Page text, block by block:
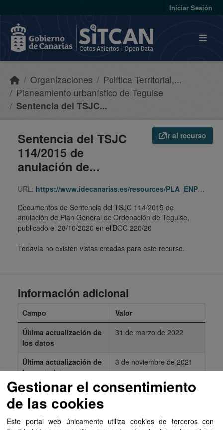
Iniciar Sesión
Organizaciones
Política Territorial,...
Planeamiento urbanístico de Teguise
Sentencia del TSJC...
Ir al recurso
Sentencia del TSJC
114/2015 de
anulación de...
URL: https://www.idecanarias.es/resources/PLA_ENP_URB/URB_PLA/LZ/Tegs/sj-1142015/indice.html
Documentos de Sentencia del TSJC 114/2015 de
anulación de Plan General de Ordenación de Teguise,
publicado el 28/10/2020 en el BOC 220/20
Todavía no existen vistas creadas para este recurso.
Información adicional
Campo
Valor
Última actualización de
los datos
31 de marzo de 2022
Última actualización de
los metadatos
3 de noviembre de 2021
Formato
PDF
Licencia
Gobierno de Canarias
Gestionar el consentimiento
de las cookies
Este portal web únicamente utiliza cookies de terceros con